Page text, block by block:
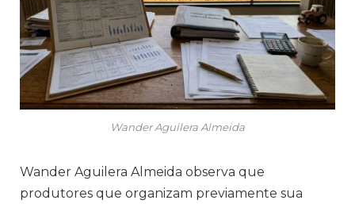
Wander Aguilera Almeida
Wander Aguilera Almeida observa que
produtores que organizam previamente sua